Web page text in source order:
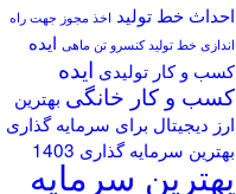
احداث خط تولید اخذ مجوز جهت راه
اندازی خط تولید کنسرو تن ماهی ایده
کسب و کار تولیدی ایده
کسب و کار خانگی بهترین
ارز دیجیتال برای سرمایه گذاری
بهترین سرمایه گذاری 1403
بهترین سرمایه